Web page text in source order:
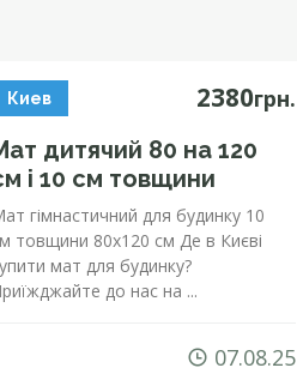
Киев 2380грн.
дитячий 80 на 120
і 10 см товщини
гімнастичний для будинку 10
товщини 80х120 см Де в Києві
мат для будинку?
до нас на ...
07.08.25